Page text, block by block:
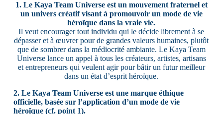
1. Le Kaya Team Universe est un mouvement fraternel et
un univers créatif visant à promouvoir un mode de vie
héroïque dans la vraie vie.
Il veut encourager tout individu qui le décide librement à se
dépasser et à œuvrer pour de grandes valeurs humaines, plutôt
que de sombrer dans la médiocrité ambiante. Le Kaya Team
Universe lance un appel à tous les créateurs, artistes, artisans
et entrepreneurs qui veulent agir pour bâtir un futur meilleur
dans un état d’esprit héroïque.
2. Le Kaya Team Universe est une marque éthique
officielle, basée sur l’application d’un mode de vie
héroïque (cf. point 1).